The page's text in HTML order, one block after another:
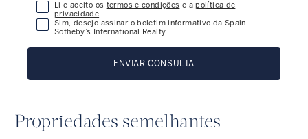
Li e aceito os termos e condições e apolítica de
privacidade.
Sim, desejo assinar o boletim informativo da Spain
Sotheby’s International Realty.
ENVIAR CONSULTA
Propriedades semelhantes